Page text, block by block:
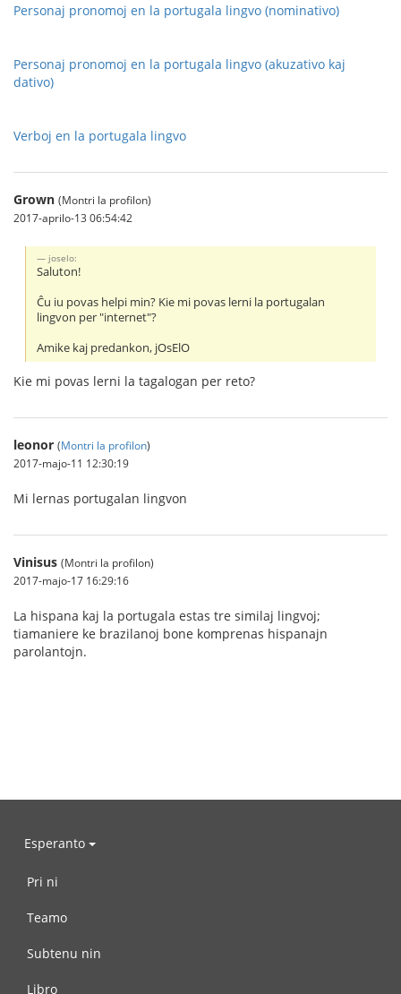
Personaj pronomoj en la portugala lingvo (nominativo)
Personaj pronomoj en la portugala lingvo (akuzativo kaj
dativo)
Verboj en la portugala lingvo
Grown (Montri la profilon)
2017-aprilo-13 06:54:42
joselo:
Saluton!
Ĉu iu povas helpi min? Kie mi povas lerni la portugalan
lingvon per "internet"?
Amike kaj predankon, jOsElO
Kie mi povas lerni la tagalogan per reto?
leonor (Montri la profilon)
2017-majo-11 12:30:19
Mi lernas portugalan lingvon
Vinisus (Montri la profilon)
2017-majo-17 16:29:16
La hispana kaj la portugala estas tre similaj lingvoj;
tiamaniere ke brazilanoj bone komprenas hispanajn
parolantojn.
Esperanto
Pri ni
Teamo
Subtenu nin
Libro